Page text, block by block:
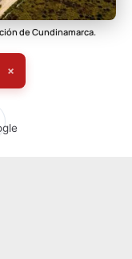
de Cundinamarca.
×